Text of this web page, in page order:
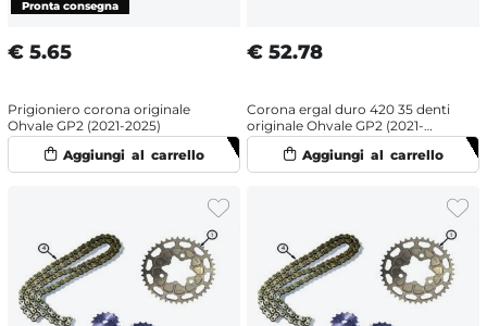
€ 5.65
Prigioniero corona originale
Ohvale GP2 (2021-2025)
€ 52.78
Corona ergal duro 420 35 denti
originale Ohvale GP2 (2021-
2025)